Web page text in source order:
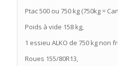
Ptac 500 ou 750 kg (750kg =
Poids à vide 158 kg,
1 essieu ALKO de 750 kg non
Roues 155/80R13,